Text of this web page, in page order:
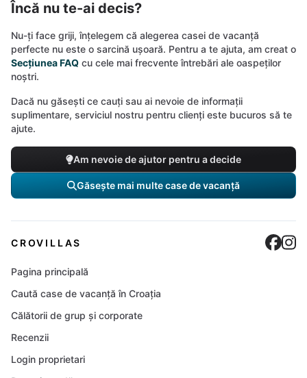
Încă nu te-ai decis?
Nu-ți face griji, înțelegem că alegerea casei de vacanță
perfecte nu este o sarcină ușoară. Pentru a te ajuta, am creat o
Secțiunea FAQ cu cele mai frecvente întrebări ale oaspeților
noștri.
Dacă nu găsești ce cauți sau ai nevoie de informații
suplimentare, serviciul nostru pentru clienți este bucuros să te
ajute.
Am nevoie de ajutor pentru a decide
Găsește mai multe case de vacanță
CROVILLAS
Pagina principală
Caută case de vacanță în Croația
Călătorii de grup și corporate
Recenzii
Login proprietari